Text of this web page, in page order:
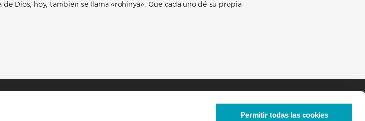
Permitir todas las cookies
Dios, hoy, también se llama «rohinyá». Que cada uno dé su propia